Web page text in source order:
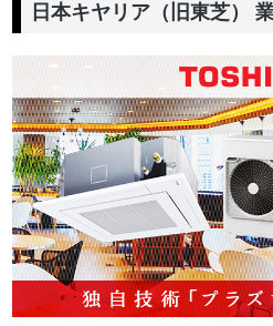
日本キヤリア（旧東芝）